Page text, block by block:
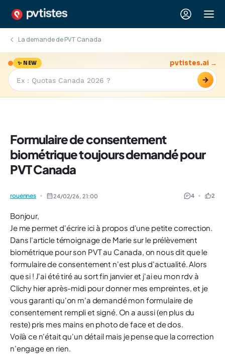
La demande de PVT Canada
✨ NEW
→
pvtistes.ai →
Formulaire de consentement
biométrique toujours demandé pour
PVT Canada
rouennes 24/02/26, 21:00 4 2
Bonjour,
Je me permet d'écrire ici à propos d'une petite correction.
Dans l'article témoignage de Marie sur le prélèvement
biométrique pour son PVT au Canada, on nous dit que le
formulaire de consentement n'est plus d'actualité. Alors
que si ! J'ai été tiré au sort fin janvier et j'ai eu mon rdv à
Clichy hier après-midi pour donner mes empreintes, et je
vous garanti qu'on m'a demandé mon formulaire de
consentement rempli et signé. On a aussi (en plus du
reste) pris mes mains en photo de face et de dos.
Voilà ce n'était qu'un détail mais je pense que la correction
n'engage en rien.